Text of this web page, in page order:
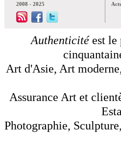
2008 - 2025
Authenticitéest le
Art d'Asie, Art
Assurance Art et
Photographie,